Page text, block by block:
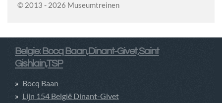
© 2013 - 2026 Museumtreinen
Belgie: Bocq Baan,Dinant-Givet,Saint
Gishlain,TSP
Bocq Baan
Lijn 154 België Dinant-Givet